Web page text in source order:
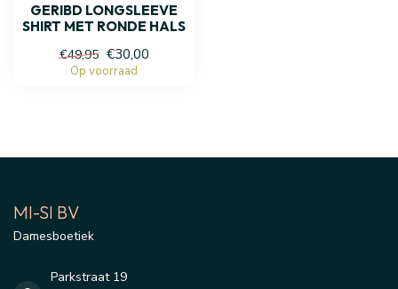
GERIBD LONGSLEEVE
SHIRT MET RONDE HALS
€49,95 €30,00
Op voorraad
MI-SI BV
Damesboetiek
Parkstraat 19